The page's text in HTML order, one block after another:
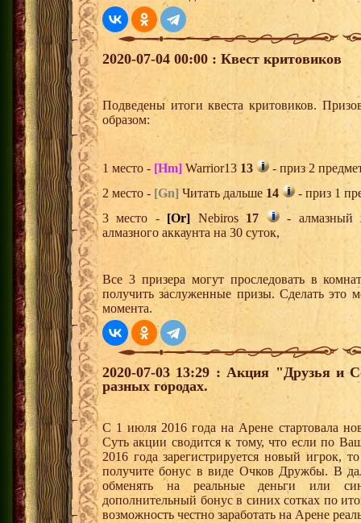
2020-07-04 00:00 : Квест критовиков
Подведены итоги квеста критовиков.
образом:
1 место - [Hm] Warrior13 13
- приз 2
2 место - [Gn] Читать дальше 14
- приз 1
3 место - [Or] Nebiros 17
- алмазный
алмазного аккаунта на 30 суток,
Все 3 призера могут проследовать в
получить заслуженные призы. Сделать это
момента.
2020-07-03 13:29 : Акция "Друзья и
разных городах.
С 1 июля 2016 года на Арене стартовала
Суть акции сводится к тому, что если по
2016 года зарегистрируется новый
получите бонус в виде Очков Дружбы. В
обменять на реальные деньги или
дополнительный бонус в синих сотках по
возможность честно заработать на Арене